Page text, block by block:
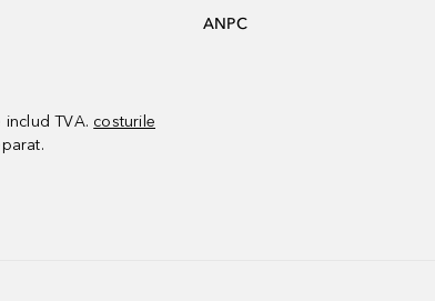
TVA. costurile
ANPC